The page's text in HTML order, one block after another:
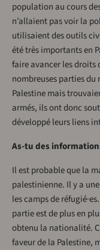
population au cours
n’allaient pas voir la
utilisaient des outils
été très importants en
faire avancer les droits
nombreuses parties
Palestine mais
armés, ils ont donc
développé leurs liens
As-tu des
Il est probable que la
palestinienne. Il y a
les camps de
partie est de plus en
obtenu la nationalité.
faveur de la Palestine,